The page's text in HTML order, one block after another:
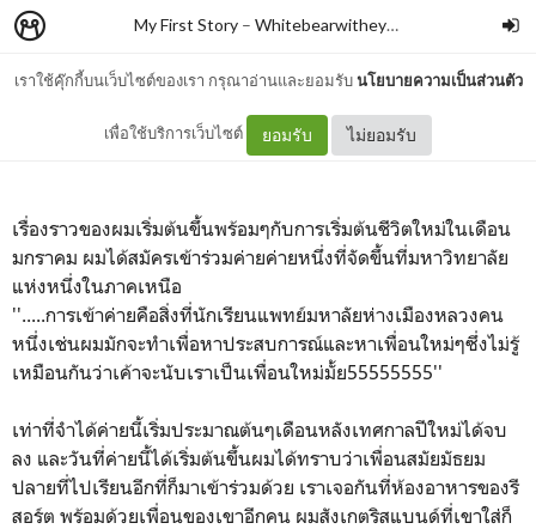
เราใช้คุ๊กกี้บนเว็บไซต์ของเรา กรุณาอ่านและยอมรับนโยบายความเป็นส่วนตัว
เพื่อใช้บริการเว็บไซต์ ยอมรับ ไม่ยอมรับ
My First Story – Whitebearwitheyeglasses
ท่านเทพจะเป็นคนยังไง?
เรื่องราวของผมเริ่มต้นขึ้นพร้อมๆกับการเริ่มต้นชีวิตใหม่ในเดือน
มกราคม ผมได้สมัครเข้าร่วมค่ายค่ายหนึ่งที่จัดขึ้นที่มหาวิทยาลัย
แห่งหนึ่งในภาคเหนือ
''.....การเข้าค่ายคือสิ่งที่นักเรียนแพทย์มหาลัยห่างเมืองหลวงคน
หนึ่งเช่นผมมักจะทำเพื่อหาประสบการณ์และหาเพื่อนใหม่ๆซึ่งไม่รู้
เหมือนกันว่าเค้าจะนับเราเป็นเพื่อนใหม่มั้ย55555555''
เท่าที่จำได้ค่ายนี้เริ่มประมาณต้นๆเดือนหลังเทศกาลปีใหม่ได้จบ
ลง และวันที่ค่ายนี้ได้เริ่มต้นขึ้นผมได้ทราบว่าเพื่อนสมัยมัธยม
ปลายที่ไปเรียนอีกที่ก็มาเข้าร่วมด้วย เราเจอกันที่ห้องอาหารของรี
สอร์ต พร้อมด้วยเพื่อนของเขาอีกคน ผมสังเกตริสแบนด์ที่เขาใส่ก็